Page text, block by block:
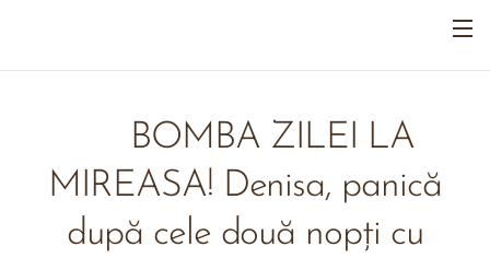
🔥 BOMBA ZILEI LA
MIREASA! Denisa, panică
după cele două nopți cu